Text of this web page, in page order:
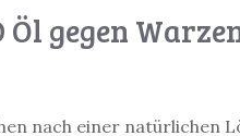
Öl gegen
nach einer natürlichen